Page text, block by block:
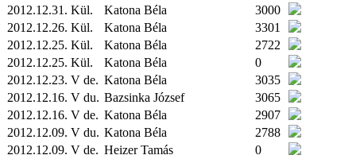
2012.12.31. Kül. Katona Béla
3000
2012.12.26. Kül. Katona Béla
3301
2012.12.25. Kül. Katona Béla
2722
2012.12.25. Kül. Katona Béla
0
2012.12.23. V de. Katona Béla
3035
2012.12.16. V du. Bazsinka József
3065
2012.12.16. V de. Katona Béla
2907
2012.12.09. V du. Katona Béla
2788
2012.12.09. V de. Heizer Tamás
0